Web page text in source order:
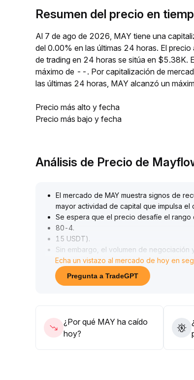
Resumen del precio en
Al 7 de ago de 2026, MAY tiene una
del 0.00% en las últimas 24 horas. El
de trading en 24 horas se sitúa en $5.38K.
máximo de --. Por capitalización de
las últimas 24 horas, MAY alcanzó un
Precio más alto y fecha
Precio más bajo y fecha
Análisis de Precio de
El mercado de MAY muestra signos de
mayor actividad de capital que impulsa el
Se espera que el precio desafíe el
80-4.
15 USDT).
Sin embargo, el volumen de negociación
significativa, y la actividad general del
alcista aún no está consolidada
Se recomienda aprovechar
Echa un vistazo al mercado de hoy en
Pregunta a TradeGPT
¿Por qué MAY ha caído
hoy?